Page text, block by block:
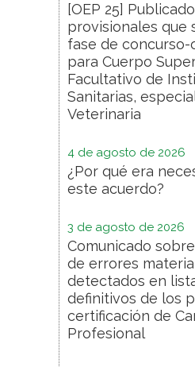
[OEP 25]
provisionales que
fase de concurso-
para Cuerpo
Facultativo de
Sanitarias,
Veterinaria
4 de agosto de 2026
¿Por qué era
este acuerdo?
3 de agosto de 2026
Comunicado
de errores
detectados en
definitivos de los
certificación de
Profesional